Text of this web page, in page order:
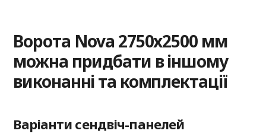
Ворота Nova 2750x2500 мм
можна придбати в іншому
виконанні та комплектації
Варіанти сендвіч-панелей